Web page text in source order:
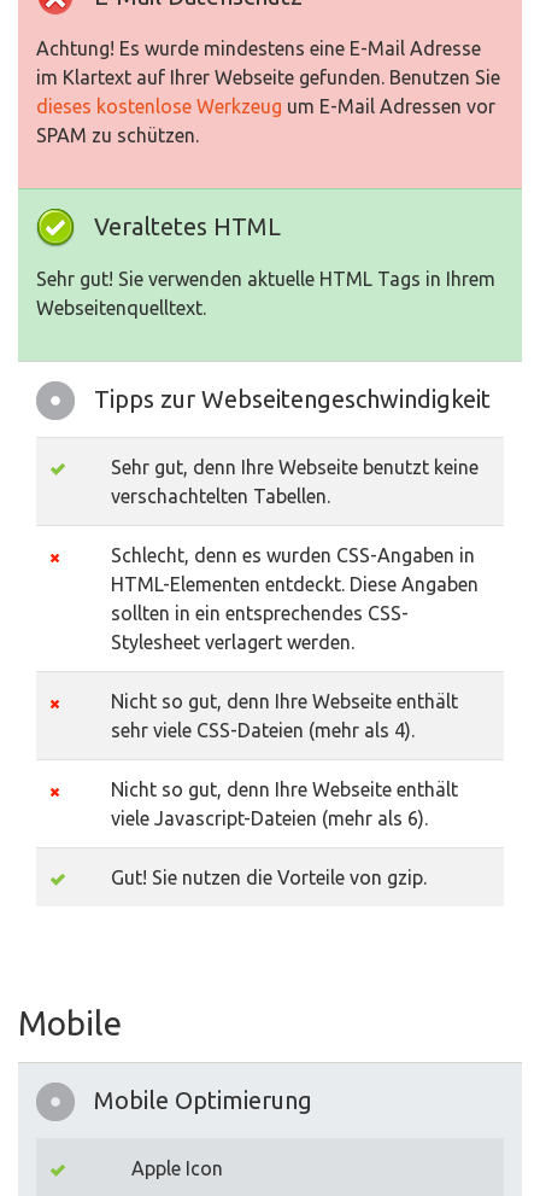
Achtung! Es wurde mindestens eine E-Mail Adresse
im Klartext auf Ihrer Webseite gefunden. Benutzen Sie
dieses kostenlose Werkzeug um E-Mail Adressen vor
SPAM zu schützen.
Veraltetes HTML
Sehr gut! Sie verwenden aktuelle HTML Tags in Ihrem
Webseitenquelltext.
Tipps zur Webseitengeschwindigkeit
Sehr gut, denn Ihre Webseite benutzt keine
verschachtelten Tabellen.
Schlecht, denn es wurden CSS-Angaben in
HTML-Elementen entdeckt. Diese Angaben
sollten in ein entsprechendes CSS-
Stylesheet verlagert werden.
Nicht so gut, denn Ihre Webseite enthält
sehr viele CSS-Dateien (mehr als 4).
Nicht so gut, denn Ihre Webseite enthält
viele Javascript-Dateien (mehr als 6).
Gut! Sie nutzen die Vorteile von gzip.
Mobile
Mobile Optimierung
Apple Icon